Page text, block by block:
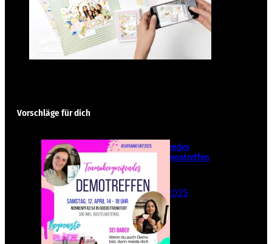
Vorschläge für dich
Teamübergreifendes
Stampin‘ Up! Demotreffen
– Sei dabei!
26. Februar 2025